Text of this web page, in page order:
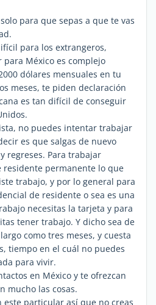
para que sepas a que te vas
para los extrangeros,
México es complejo
dólares mensuales en tu
meses, te piden declaración
es tan difícil de conseguir
no puedes intentar trabajar
es que salgas de nuevo
regreses. Para trabajar
residente permanente lo que
trabajo, y por lo general para
de residente o sea es una
necesitas la tarjeta y para
tener trabajo. Y dicho sea de
como tres meses, y cuesta
tiempo en el cuál no puedes
para vivir.
en México y te ofrezcan
mucho las cosas.
este particular así que no creas